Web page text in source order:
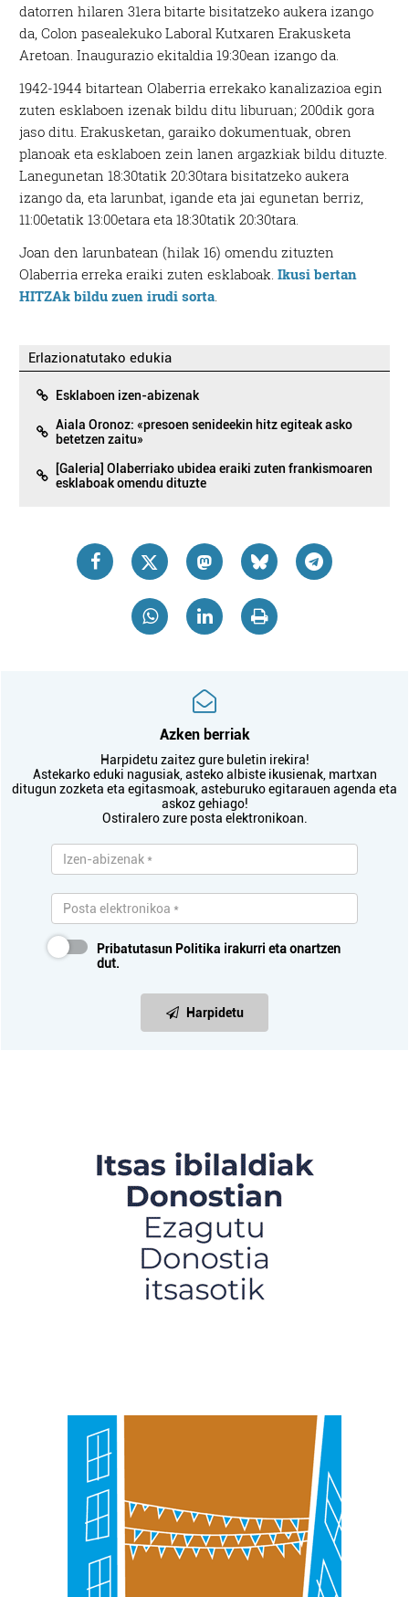
datorren hilaren 31era bitarte bisitatzeko aukera izango
da, Colon pasealekuko Laboral Kutxaren Erakusketa
Aretoan. Inaugurazio ekitaldia 19:30ean izango da.
1942-1944 bitartean Olaberria errekako kanalizazioa egin
zuten esklaboen izenak bildu ditu liburuan; 200dik gora
jaso ditu. Erakusketan, garaiko dokumentuak, obren
planoak eta esklaboen zein lanen argazkiak bildu dituzte.
Lanegunetan 18:30tatik 20:30tara bisitatzeko aukera
izango da, eta larunbat, igande eta jai egunetan berriz,
11:00etatik 13:00etara eta 18:30tatik 20:30tara.
Joan den larunbatean (hilak 16) omendu zituzten
Olaberria erreka eraiki zuten esklaboak.Ikusi bertan
HITZAk bildu zuen irudi sorta
Erlazionatutako edukia
Esklaboen izen-abizenak
Aiala Oronoz: «presoen senideekin hitz egiteak asko
betetzen zaitu»
[Galeria] Olaberriako ubidea eraiki zuten frankismoaren
esklaboak omendu dituzte
Azken berriak
Harpidetu zaitez gure buletin irekira!
Astekarko eduki nagusiak, asteko albiste ikusienak, martxan
ditugun zozketa eta egitasmoak, asteburuko egitarauen agenda eta
askoz gehiago!
Ostiralero zure posta elektronikoan.
Pribatutasun Politika irakurri eta onartzen
dut.
Harpidetu